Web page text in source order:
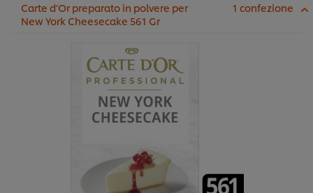
Carte d’Or preparato in polvere per
New York Cheesecake 561 Gr
1 confezione